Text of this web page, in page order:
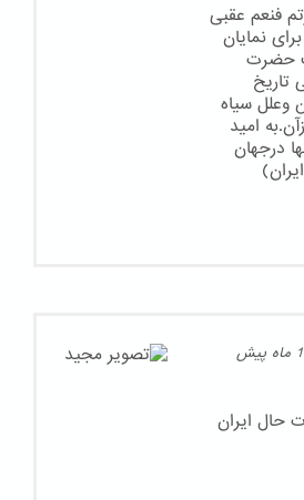
فنعم عقبی
نمایان
حضرت
تاریخ
وعلل سیاه
امید
درجهان
حال ایران